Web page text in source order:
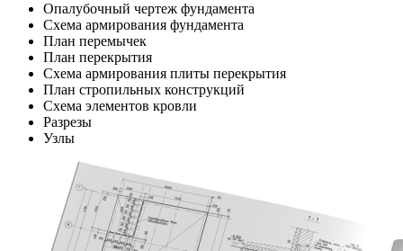
Опалубочный чертеж фундамента
Схема армирования фундамента
План перемычек
План перекрытия
Схема армирования плиты перекрытия
План стропильных конструкций
Схема элементов кровли
Разрезы
Узлы